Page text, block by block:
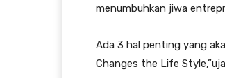
menumbuhkan jiwa
Ada 3 hal penting yang
Changes the Life